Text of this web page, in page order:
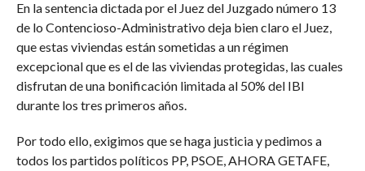
En la sentencia dictada por el Juez del Juzgado número 13
de lo Contencioso-Administrativo deja bien claro el Juez,
que estas viviendas están sometidas a un régimen
excepcional que es el de las viviendas protegidas, las cuales
disfrutan de una bonificación limitada al 50% del IBI
durante los tres primeros años.
Por todo ello, exigimos que se haga justicia y pedimos a
todos los partidos políticos PP, PSOE, AHORA GETAFE,